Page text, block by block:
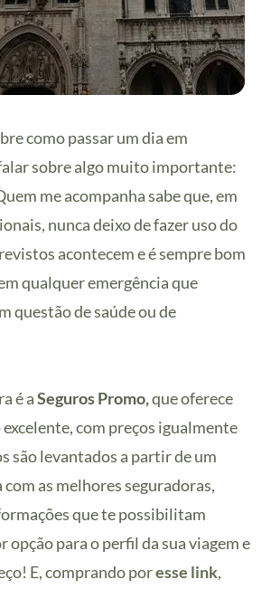
como passar um dia em
sobre algo muito importante:
me acompanha sabe que, em
nunca deixo de fazer uso do
acontecem e é sempre bom
qualquer emergência que
questão de saúde ou de
é aSeguros Promo,que oferece
com preços igualmente
são levantados a partir de um
com as melhores seguradoras,
que te possibilitam
opção para o perfil da sua viagem e
E, comprando poresse link,